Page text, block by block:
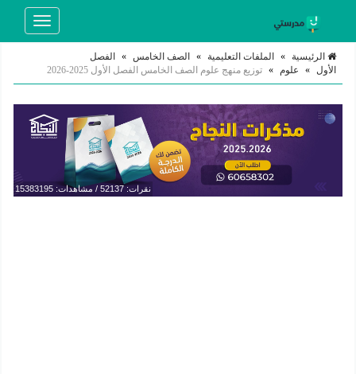
Toggle
الرئيسية » الملفات التعليمية » الصف الخامس »
الفصل
الأول » علوم » توزيع منهج علوم الصف الخامس الفصل الأول 2025-2026
نقرات: 52137 / مشاهدات: 15383195